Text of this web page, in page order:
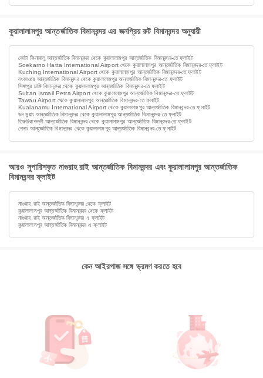
কুয়ালালামপুর আন্তর্জাতিক বিমানবন্দর এর জনপ্রিয় রুট বিমানবন্দর অনুযায়ী
কোটা কিনাবালু আন্তর্জাতিক বিমানবন্দর থেকে কুয়ালালামপুর আন্তর্জাতিক বিমানবন্দর-তে ফ্লাইট
Soekarno Hatta International Airport থেকে কুয়ালালামপুর আন্তর্জাতিক বিমানবন্দর-তে ফ্লাইট
Kuching International Airport থেকে কুয়ালালামপুর আন্তর্জাতিক বিমানবন্দর-তে ফ্লাইট
লংকাওয়ে আন্তর্জাতিক বিমানবন্দর থেকে কুয়ালালামপুর আন্তর্জাতিক বিমানবন্দর-তে ফ্লাইট
সিঙ্গাপুর চাঙ্গি বিমানবন্দর থেকে কুয়ালালামপুর আন্তর্জাতিক বিমানবন্দর-তে ফ্লাইট
Sultan Ismail Petra Airport থেকে কুয়ালালামপুর আন্তর্জাতিক বিমানবন্দর-তে ফ্লাইট
Tawau Airport থেকে কুয়ালালামপুর আন্তর্জাতিক বিমানবন্দর-তে ফ্লাইট
Kualanamu International Airport থেকে কুয়ালালামপুর আন্তর্জাতিক বিমানবন্দর-তে ফ্লাইট
ডন মুয়াং আন্তর্জাতিক বিমানবন্দর থেকে কুয়ালালামপুর আন্তর্জাতিক বিমানবন্দর-তে ফ্লাইট
তিরুচিরাপল্লী আন্তর্জাতিক বিমানবন্দর থেকে কুয়ালালামপুর আন্তর্জাতিক বিমানবন্দর-তে ফ্লাইট
পেনাং আন্তর্জাতিক বিমানবন্দর থেকে কুয়ালালামপুর আন্তর্জাতিক বিমানবন্দর-তে ফ্লাইট
আরও সুপারিশকৃত নাগুরাহ রাই আন্তর্জাতিক বিমানবন্দর এবং কুয়ালালামপুর আন্তর্জাতিক
বিমানবন্দর ফ্লাইট
নাগুরাহ রাই আন্তর্জাতিক বিমানবন্দর থেকে ফ্লাইট
কুয়ালালামপুর আন্তর্জাতিক বিমানবন্দর থেকে ফ্লাইট
নাগুরাহ রাই আন্তর্জাতিক বিমানবন্দর এ ফ্লাইট
কুয়ালালামপুর আন্তর্জাতিক বিমানবন্দর এ ফ্লাইট
কেন আইরপাজ সঙ্গে ভ্রমণ করতে হবে